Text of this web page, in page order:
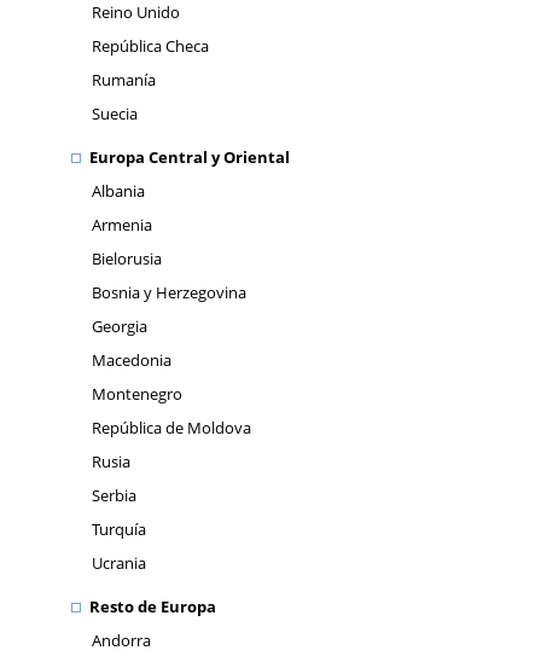
Reino Unido
República Checa
Rumanía
Suecia
Europa Central y Oriental
Albania
Armenia
Bielorusia
Bosnia y Herzegovina
Georgia
Macedonia
Montenegro
República de Moldova
Rusia
Serbia
Turquía
Ucrania
Resto de Europa
Andorra